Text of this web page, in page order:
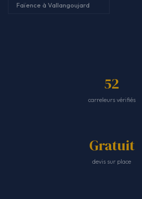
Faïence à Vallangoujard
52
carreleurs vérifiés
Gratuit
devis sur place